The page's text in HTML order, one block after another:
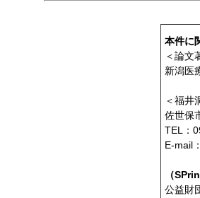
本件に
＜論文
新潟医
＜福井
佐世保
TEL：
E-mail
（
公益財